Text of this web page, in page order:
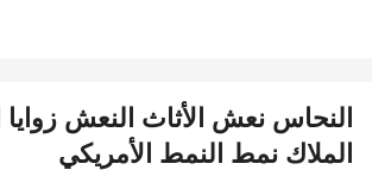
النحاس نعش الأثاث النعش زوايا
الملاك نمط النمط الأمريكي